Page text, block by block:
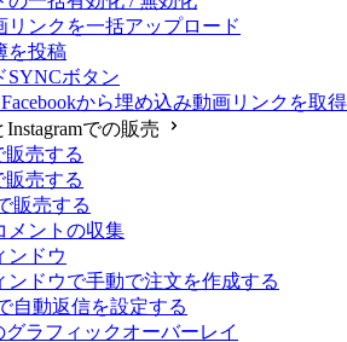
リンクを一括アップロード
を投稿
SYNCボタン
Facebookから埋め込み動画リンクを取
Instagramでの販売
販売する
販売する
販売する
メントの収集
ンドウ
ンドウで手動で注文を作成する
自動返信を設定する
グラフィックオーバーレイ